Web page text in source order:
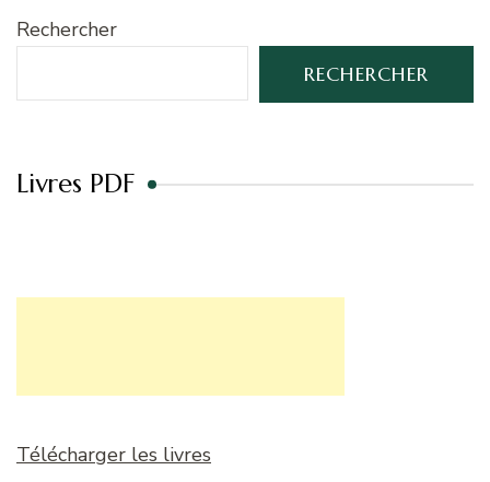
Rechercher
RECHERCHER
Livres PDF
Télécharger les livres